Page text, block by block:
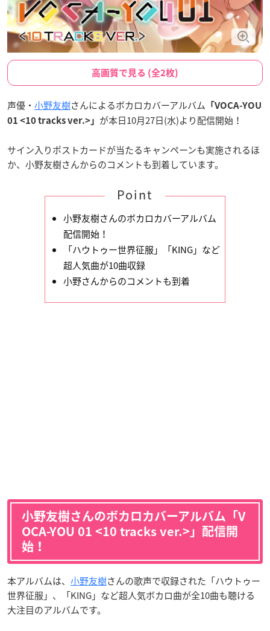
高画質で見る (全2枚)
声優・ 小野友樹さんによるボカロカバーアルバム 「VOCA-YOU
01 <10 tracks ver.>」 が本日10月27日(水)より配信開始！
サイン入りポストカードが当たるキャンペーンも実施されるほ
か、小野友樹さんからのコメントも到着しています。
Point
小野友樹さんのボカロカバーアルバム
配信開始！
「ハウトゥー世界征服」「KING」など
超人気曲が10曲収録
小野さんからのコメントも到着
小野友樹さんのボカロカバーアルバム「V
OCA-YOU 01 <10 tracks ver.>」配信開
始！
本アルバムは、 小野友樹さんの歌声で収録された「ハウトゥー
世界征服」、「KING」など超人気ボカロ曲が全10曲も聴ける
大注目のアルバムです。